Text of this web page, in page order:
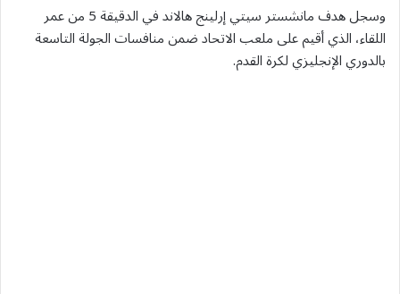
وسجل هدف مانشستر سيتي إرلينج هالاند في الدقيقة 5 من عمر
اللقاء، الذي أقيم على ملعب الاتحاد ضمن منافسات الجولة التاسعة
بالدوري الإنجليزي لكرة القدم.